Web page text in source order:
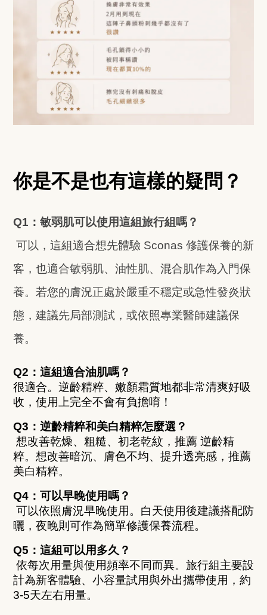
你是不是也有這樣的疑問？
Q1：敏弱肌可以使用這組旅行組嗎？
客，也適合敏弱肌、油性肌、混合肌作為入門保
養。若您的膚況正處於嚴重不穩定或急性發炎狀
態，建議先局部測試，或依照專業醫師建議保
養。
Q2：這組適合油肌嗎？
很適合。逆齡精粹、嫩顏霜質地都非常清爽好吸
收，使用上完全不會有負擔唷！
Q3：逆齡精粹和美白精粹怎麼選？
粹。想改善暗沉、膚色不均、提升透亮感，推薦
美白精粹。
Q4：可以早晚使用嗎？
曬，夜晚則可作為簡單修護保養流程。
Q5：這組可以用多久？
計為新客體驗、小容量試用與外出攜帶使用，約
3-5天左右用量。